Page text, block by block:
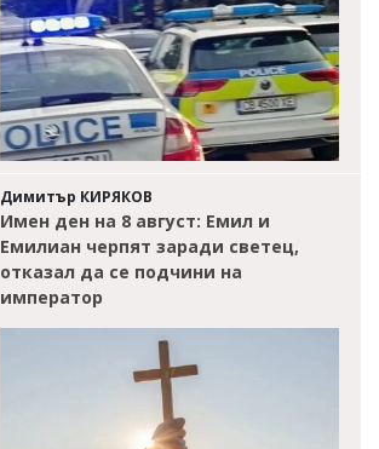
Димитър КИРЯКОВ
Имен ден на 8 август: Емил и
Емилиан черпят заради светец,
отказал да се подчини на
император